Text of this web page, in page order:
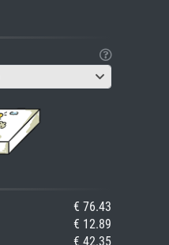
€ 76.43
€ 12.89
€ 42.35